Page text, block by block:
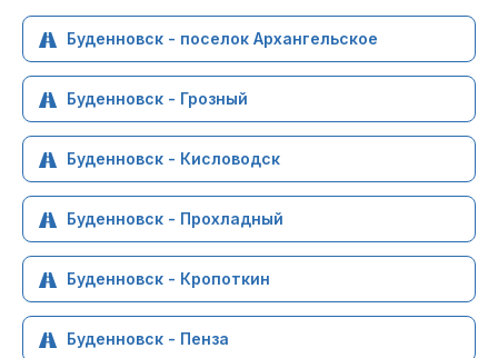
Буденновск - поселок Архангельское
Буденновск - Грозный
Буденновск - Кисловодск
Буденновск - Прохладный
Буденновск - Кропоткин
Буденновск - Пенза